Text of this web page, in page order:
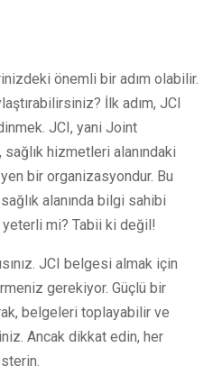
önemli bir adım olabilir.
İlk adım, JCI
JCI, yani Joint
hizmetleri alanındaki
bir organizasyondur. Bu
alanında bilgi sahibi
mi? Tabii ki değil!
JCI belgesi almak için
gerekiyor. Güçlü bir
belgeleri toplayabilir ve
Ancak dikkat edin, her